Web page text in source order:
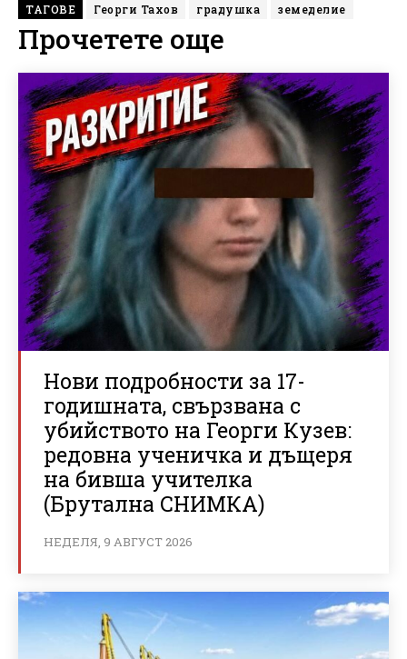
ТАГОВЕ Георги Тахов градушка земеделие
Прочетете още
Нови подробности за 17-
годишната, свързвана с
убийството на Георги Кузев:
редовна ученичка и дъщеря
на бивша учителка
(Брутална СНИМКА)
НЕДЕЛЯ, 9 АВГУСТ 2026